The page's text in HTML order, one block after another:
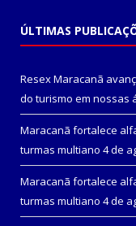
ÚLTIMAS
Resex Maracanã
do turismo em nossas
Maracanã fortalece
turmas multiano 4 de
Maracanã fortalece
turmas multiano 4 de